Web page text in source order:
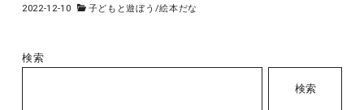
2022-12-10 子どもと遊ぼう /絵本だな
検索
検索